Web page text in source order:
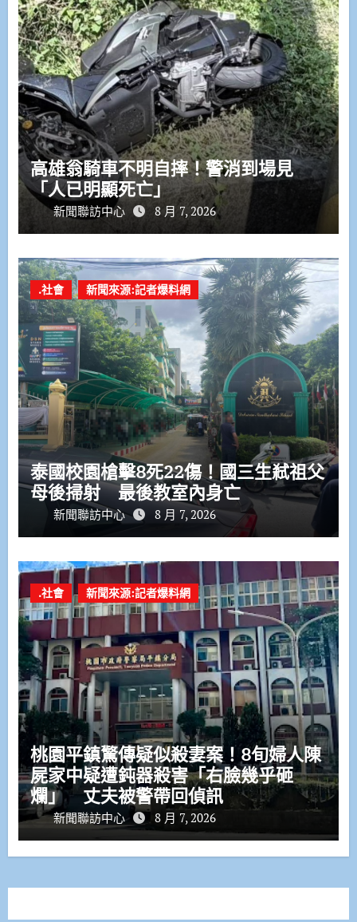
高雄翁騎車不明自摔！警消到場見
「人已明顯死亡」
新聞聯訪中心 8 月 7, 2026
.社會 新聞來源:記者爆料網
泰國校園槍擊8死22傷！國三生弒祖父
母後掃射 最後教室內身亡
新聞聯訪中心 8 月 7, 2026
.社會 新聞來源:記者爆料網
桃園平鎮驚傳疑似殺妻案！8旬婦人陳
屍家中疑遭鈍器殺害「右臉幾乎砸
爛」 丈夫被警帶回偵訊
新聞聯訪中心 8 月 7, 2026